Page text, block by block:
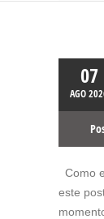
07
AGO
Como
este